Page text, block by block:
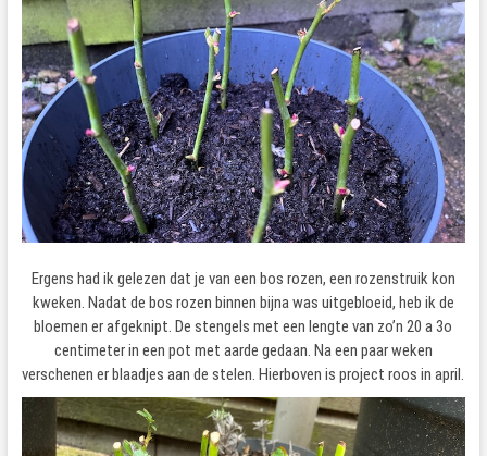
Ergens had ik gelezen dat je van een bos rozen, een rozenstruik kon
kweken. Nadat de bos rozen binnen bijna was uitgebloeid, heb ik de
bloemen er afgeknipt. De stengels met een lengte van zo’n 20 a 3o
centimeter in een pot met aarde gedaan. Na een paar weken
verschenen er blaadjes aan de stelen. Hierboven is project roos in april.